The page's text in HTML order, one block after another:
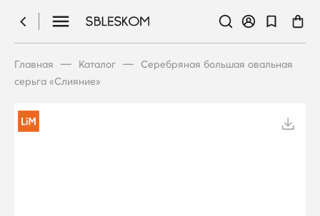
Главная — Каталог —
Серебряная большая овальная
серьга «Слияние»